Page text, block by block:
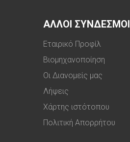
ΑΛΛΟΙ ΣΥΝΔΕΣΜΟΙ
Εταιρικό Προφίλ
Βιομηχανοποίηση
Οι Διανομείς μας
Λήψεις
Χάρτης ιστότοπου
Πολιτική Απορρήτου